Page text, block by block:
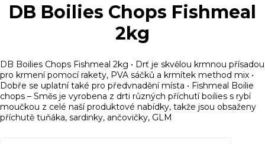
DB Boilies Chops Fishmeal
2kg
DB Boilies Chops Fishmeal 2kg • Drť je skvělou krmnou přísadou
pro krmení pomocí rakety, PVA sáčků a krmítek method mix •
Dobře se uplatní také pro předvnadění místa • Fishmeal Boilie
chops – Směs je vyrobena z drti různých příchutí boilies s rybí
moučkou z celé naší produktové nabídky, takže jsou obsaženy
příchutě tuňáka, sardinky, ančovičky, GLM